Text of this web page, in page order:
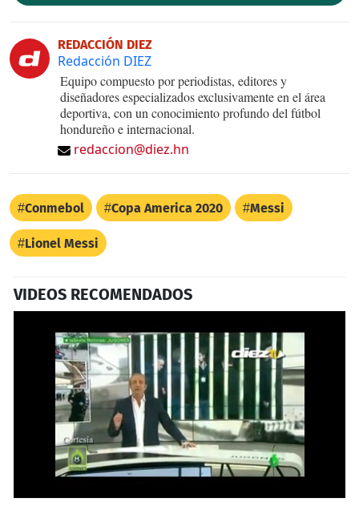
REDACCIÓN DIEZ
Redacción DIEZ
Equipo compuesto por periodistas, editores y
diseñadores especializados exclusivamente en el área
deportiva, con un conocimiento profundo del fútbol
hondureño e internacional.
redaccion@diez.hn
Conmebol Copa America 2020 Messi
Lionel Messi
VIDEOS RECOMENDADOS